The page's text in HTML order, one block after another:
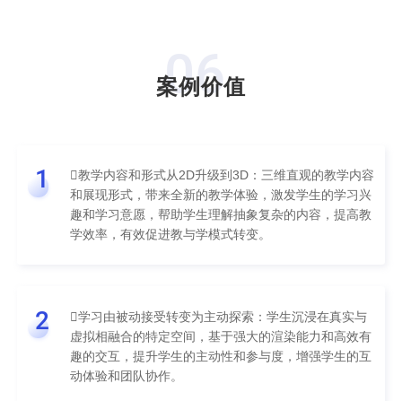
案例价值
06
1
教学内容和形式从2D升级到3D：三维直观的教学内容
和展现形式，带来全新的教学体验，激发学生的学习兴
趣和学习意愿，帮助学生理解抽象复杂的内容，提高教
学效率，有效促进教与学模式转变。
2
学习由被动接受转变为主动探索：学生沉浸在真实与
虚拟相融合的特定空间，基于强大的渲染能力和高效有
趣的交互，提升学生的主动性和参与度，增强学生的互
动体验和团队协作。